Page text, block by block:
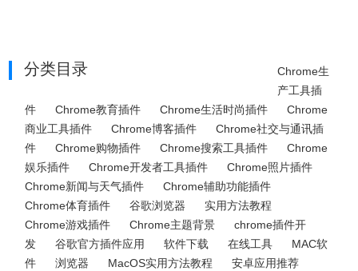
分类目录
Chrome生
产工具插
件
Chrome教育插件 Chrome生活时尚插件
Chrome
商业工具插件
Chrome博客插件
Chrome社交与通讯插
件
Chrome购物插件 Chrome搜索工具插件
Chrome
娱乐插件
Chrome开发者工具插件
Chrome照片插件
Chrome新闻与天气插件
Chrome辅助功能插件
Chrome体育插件
谷歌浏览器
实用方法教程
Chrome游戏插件
Chrome主题背景
chrome插件开
发
谷歌官方插件应用 软件下载 在线工具
MAC软
件
浏览器 MacOS实用方法教程
安卓应用推荐